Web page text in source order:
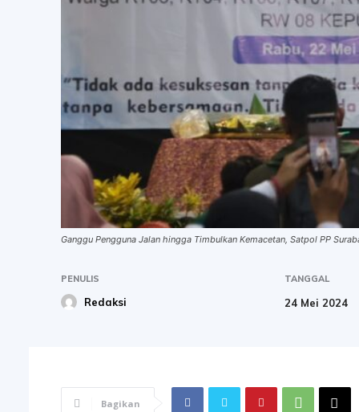
Ganggu Pengguna Jalan hingga Timbulkan Kemacetan, Satpol PP
PENULIS
Redaksi
TANGGAL
24 Mei 2024
Bagikan